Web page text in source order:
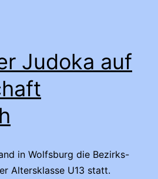
Judoka auf
in Wolfsburg die Bezirks-
Altersklasse U13 statt.